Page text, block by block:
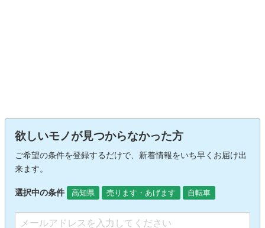
欲しいモノが見つからなかった方
ご希望の条件を登録するだけで、新着情報をいち早くお届け出
来ます。
選択中の条件 高知県 売ります・あげます 自転車